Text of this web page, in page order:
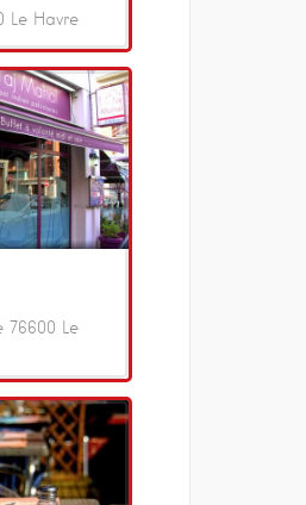
Le Havre
76600 Le